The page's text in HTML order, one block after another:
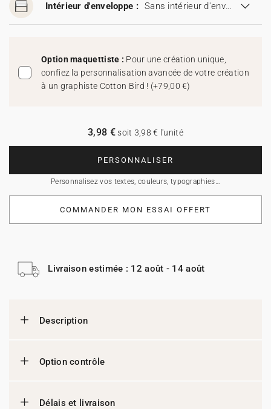
Intérieur d'enveloppe : Sans intérieur d'enveloppe
Option maquettiste : Pour une création unique,
confiez la personnalisation avancée de votre création
à un graphiste Cotton Bird ! (+79,00 €)
PERSONNALISER
Personnalisez vos textes, couleurs, typographies…
3,98 €soit 3,98 € l'unité
COMMANDER MON ESSAI OFFERT
Livraison estimée : 12 août - 14 août
Description
Option contrôle
Délais et livraison